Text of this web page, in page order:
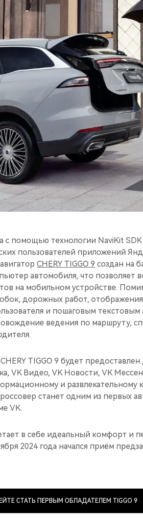
с помощью технологии NaviKit
пользователей приложений
CHERY TIGGO 9 создан на
автомобиля, что позволяет
на мобильном устройстве.
дорожных работ,
и пошаговым
ведения по маршруту,
TIGGO 9 будет
VK Видео, VK Новости, VK
и развлекательному
станет одним из первых
VK.
в себе идеальный комфорт и
2024 года начался приём
СТАТЬ ПЕРВЫМ ОБЛАДАТЕЛЕМ TIGGO 9